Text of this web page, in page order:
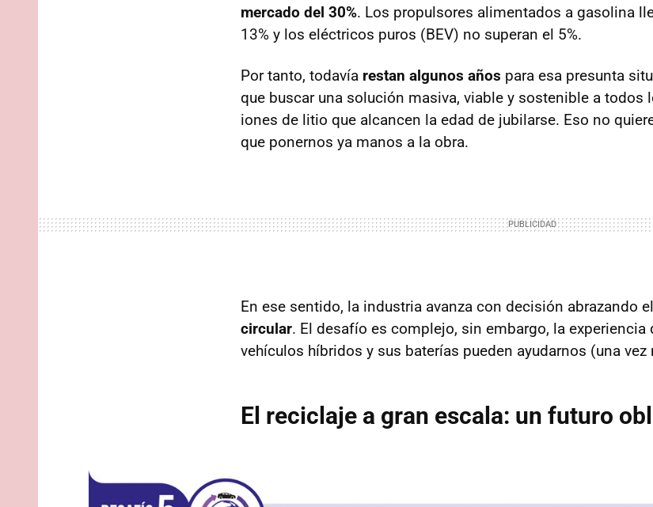
mercado del 30%. Los propulsores alimentados a gasolina
13% y los eléctricos puros (BEV) no superan el 5%.
Por tanto, todavía restan algunos años para esa presunta
que buscar una solución masiva, viable y sostenible a todos
iones de litio que alcancen la edad de jubilarse. Eso no
que ponernos ya manos a la obra.
En ese sentido, la industria avanza con decisión abrazando
circular. El desafío es complejo, sin embargo, la experiencia
vehículos híbridos y sus baterías pueden ayudarnos (una
El reciclaje a gran escala: un futuro